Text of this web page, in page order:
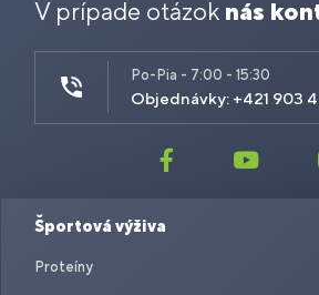
V prípade otázok nás
Po-Pia - 7:00 - 15:30
Objednávky: +421 903
Športová výživa
Proteíny